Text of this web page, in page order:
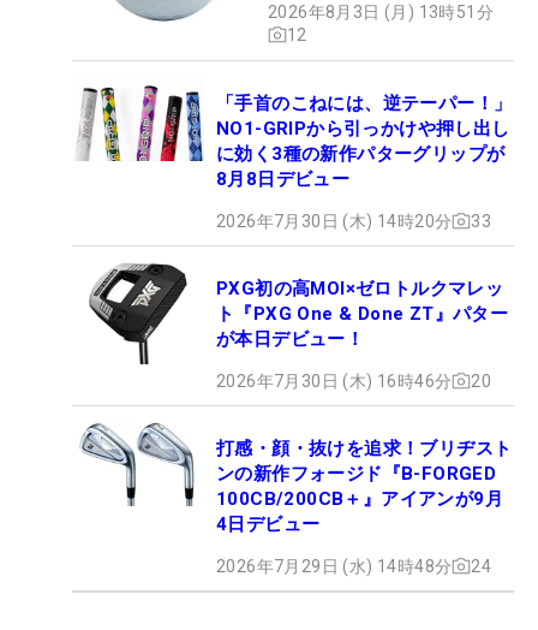
2026年8月3日 (月) 13時51分
12
「手首のこねには、逆テーパー！」
NO1-GRIPから引っかけや押し出し
に効く3種の新作パターグリップが
8月8日デビュー
2026年7月30日 (木) 14時20分 33
PXG初の高MOI×ゼロトルクマレッ
ト『PXG One & Done ZT』パター
が本日デビュー！
2026年7月30日 (木) 16時46分 20
打感・顔・抜けを追求！ブリヂスト
ンの新作フォージド『B-FORGED
100CB/200CB＋』アイアンが9月
4日デビュー
2026年7月29日 (水) 14時48分 24